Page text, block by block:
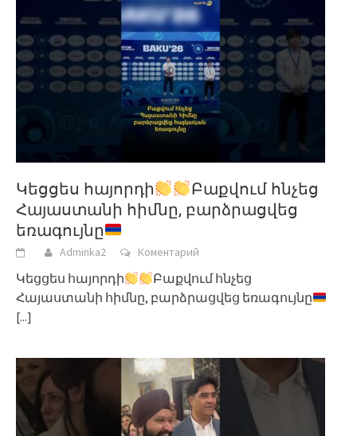
Կեցցես հայորդի
Բաքվում հնչեց
Հայաստանի հիմնը, բարձրացվեց
եռագույնը
Adminka2 Коментарий
Կեցցես հայորդի
Բաքվում հնչեց
Հայաստանի հիմնը, բարձրացվեց եռագույնը
[...]